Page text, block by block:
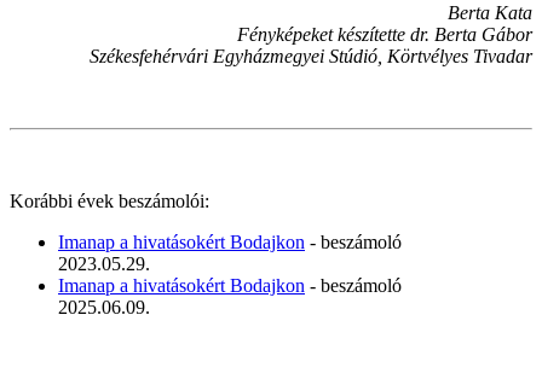
Berta Kata
Fényképeket készítette dr. Berta Gábor
Székesfehérvári Egyházmegyei Stúdió, Körtvélyes Tivadar
Korábbi évek beszámolói:
Imanap a hivatásokért Bodajkon - beszámoló
2023.05.29.
Imanap a hivatásokért Bodajkon - beszámoló
2025.06.09.